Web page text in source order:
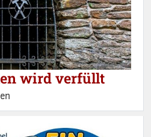
wird verfüllt